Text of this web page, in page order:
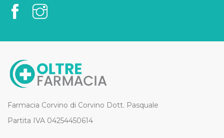
Farmacia Corvino di Corvino Dott. Pasquale
Partita IVA 04254450614